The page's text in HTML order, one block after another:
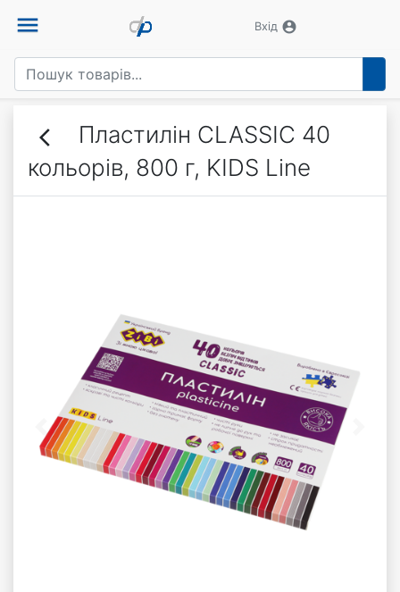
menu Вхід account_circle
arrow_back_ios
Пластилін CLASSIC 40
кольорів, 800 г, KIDS Line
Previous